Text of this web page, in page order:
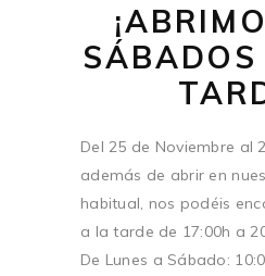
Del 25 de Noviembre al
además de abrir en
habitual, nos podéis
a la tarde de 17:00h a
De Lunes a Sábado: